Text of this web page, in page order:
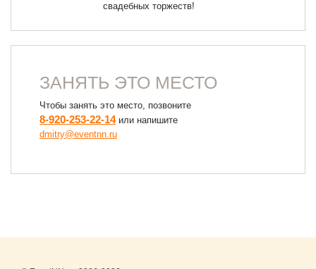
свадебных торжеств!
ЗАНЯТЬ ЭТО МЕСТО
Чтобы занять это место, позвоните
8-920-253-22-14или напишите
dmitry@eventnn.ru